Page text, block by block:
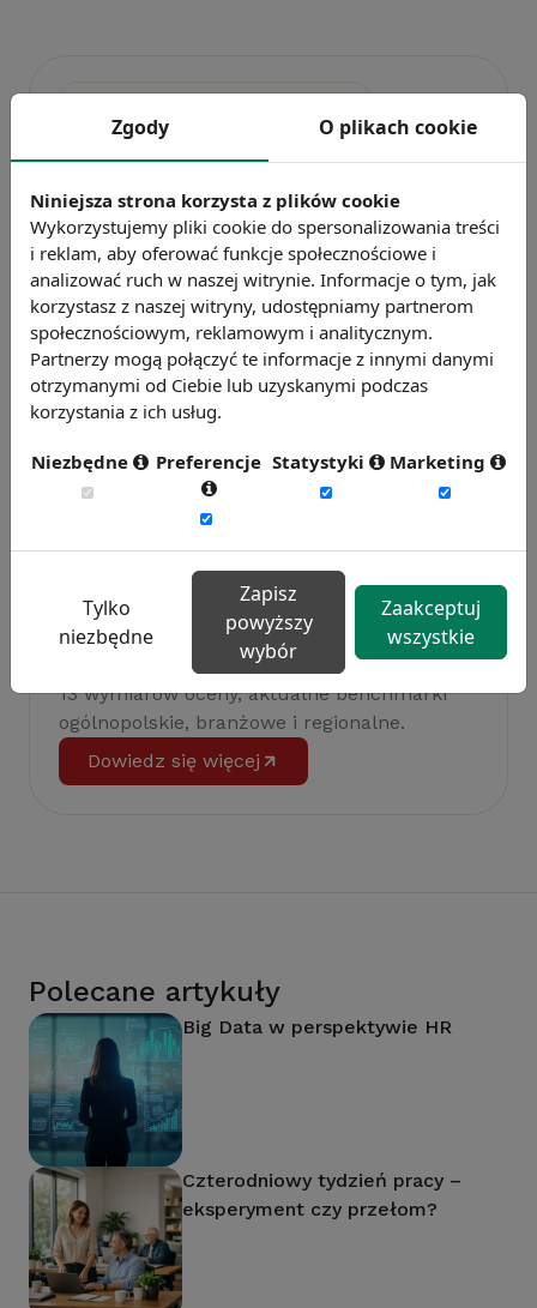
Badanie wskaźnikiHR 2026
Zmierz 59 wskaźników efektywności
personalnej, w tym absencję, fluktuację i
efektywność pracy.
Weź udział w badaniu
Badanie satysfakcji w Twojej firmie
13 wymiarów oceny, aktualne benchmarki
ogólnopolskie, branżowe i regionalne.
Dowiedz się więcej
Polecane artykuły
Big Data w perspektywie HR
Czterodniowy tydzień pracy –
eksperyment czy przełom?
Zgody O plikach cookie
Niniejsza strona korzysta z plików cookie
Wykorzystujemy pliki cookie do spersonalizowania treści
i reklam, aby oferować funkcje społecznościowe i
analizować ruch w naszej witrynie. Informacje o tym, jak
korzystasz z naszej witryny, udostępniamy partnerom
społecznościowym, reklamowym i analitycznym.
Partnerzy mogą połączyć te informacje z innymi danymi
otrzymanymi od Ciebie lub uzyskanymi podczas
korzystania z ich usług.
Niezbędne Preferencje Statystyki Marketing
Tylko
niezbędne
Zapisz
powyższy
wybór
Zaakceptuj
wszystkie